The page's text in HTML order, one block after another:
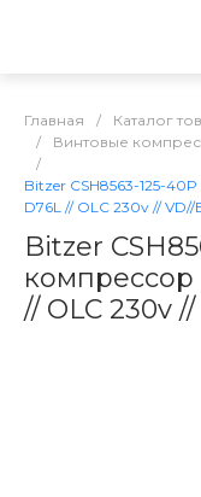
Главная / Каталог
/
Винтовые
/
Bitzer CSH8563-125-
D76L // OLC 230v // VD//
Bitzer
компрессор
// OLC 230v